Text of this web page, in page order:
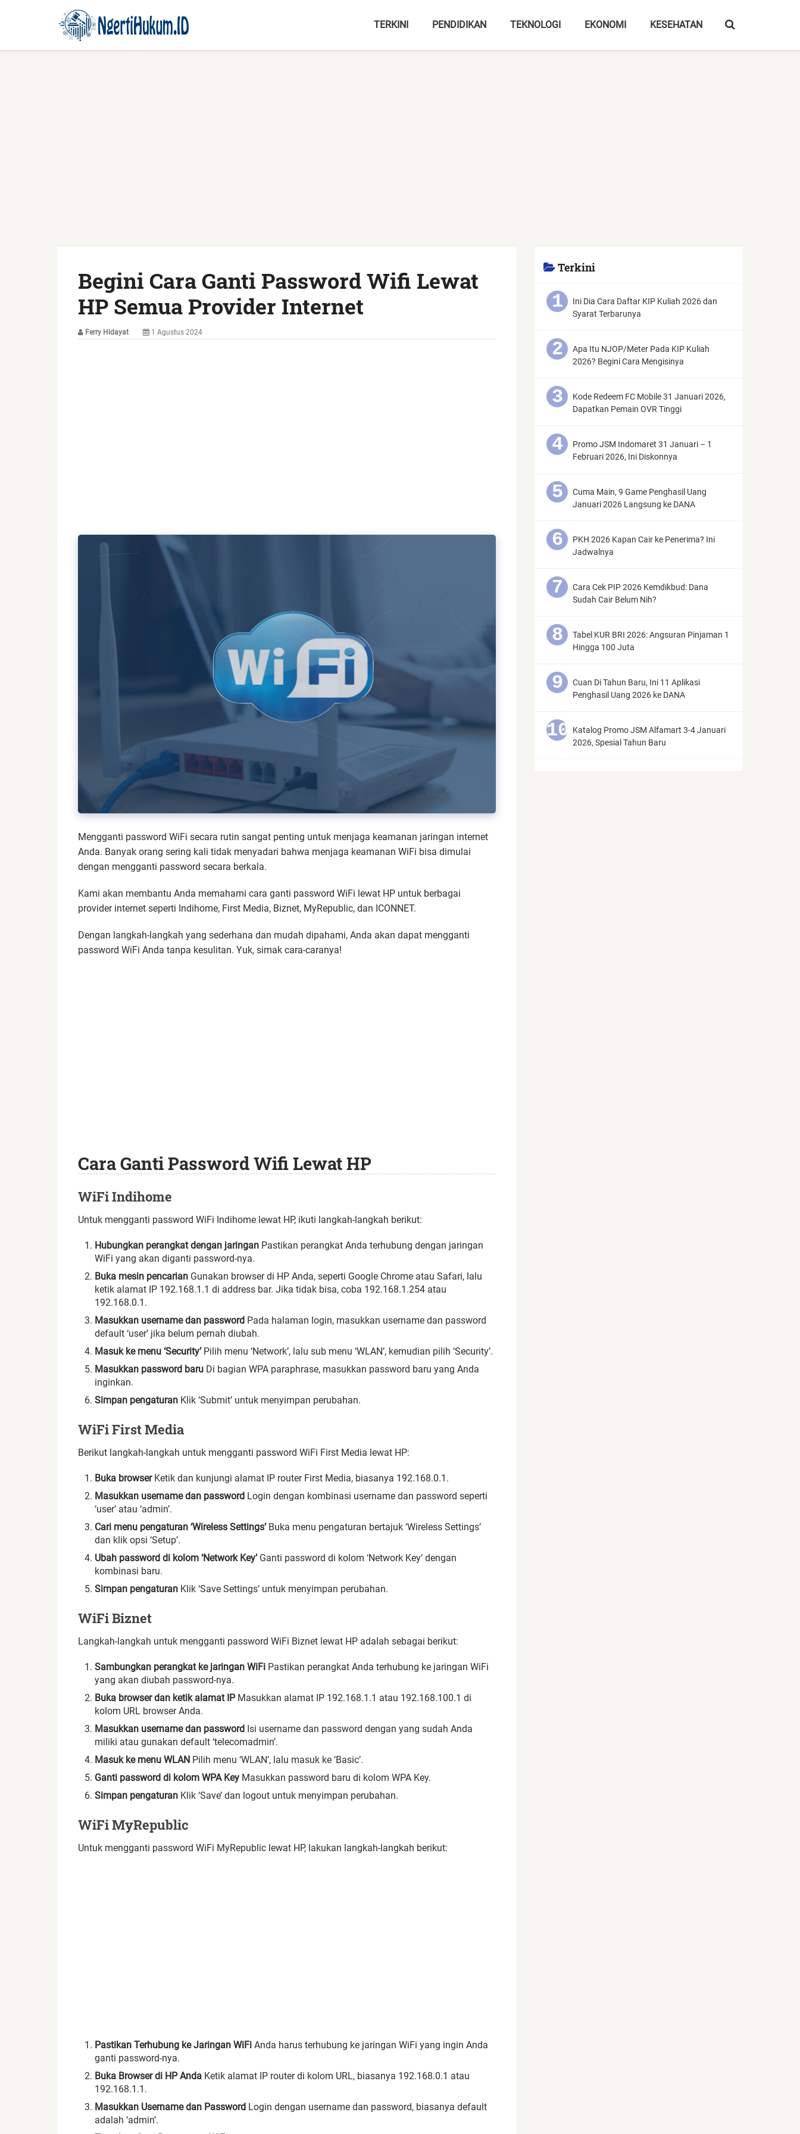
TERKINI PENDIDIKAN TEKNOLOGI EKONOMI KESEHATAN
Begini Cara Ganti Password Wifi Lewat
HP Semua Provider Internet
Ferry Hidayat 1 Agustus 2024
Mengganti password WiFi secara rutin sangat penting untuk menjaga keamanan jaringan internet
Anda. Banyak orang sering kali tidak menyadari bahwa menjaga keamanan WiFi bisa dimulai
dengan mengganti password secara berkala.
Kami akan membantu Anda memahami cara ganti password WiFi lewat HP untuk berbagai
provider internet seperti Indihome, First Media, Biznet, MyRepublic, dan ICONNET.
Dengan langkah-langkah yang sederhana dan mudah dipahami, Anda akan dapat mengganti
password WiFi Anda tanpa kesulitan. Yuk, simak cara-caranya!
Cara Ganti Password Wifi Lewat HP
WiFi Indihome
Untuk mengganti password WiFi Indihome lewat HP, ikuti langkah-langkah berikut:
Hubungkan perangkat dengan jaringanPastikan perangkat Anda terhubung dengan jaringan
WiFi yang akan diganti password-nya.
Buka mesin pencarianGunakan browser di HP Anda, seperti Google Chrome atau Safari, lalu
ketik alamat IP 192.168.1.1 di address bar. Jika tidak bisa, coba 192.168.1.254 atau
192.168.0.1.
Masukkan username dan passwordPada halaman login, masukkan username dan password
default ‘user’ jika belum pernah diubah.
Masuk ke menu ‘Security’Pilih menu ‘Network’, lalu sub menu ‘WLAN’, kemudian pilih ‘Security’.
Masukkan password baruDi bagian WPA paraphrase, masukkan password baru yang Anda
inginkan.
Simpan pengaturanKlik ‘Submit’ untuk menyimpan perubahan.
WiFi First Media
Berikut langkah-langkah untuk mengganti password WiFi First Media lewat HP:
Buka browserKetik dan kunjungi alamat IP router First Media, biasanya 192.168.0.1.
Masukkan username dan passwordLogin dengan kombinasi username dan password seperti
‘user’ atau ‘admin’.
Cari menu pengaturan ‘Wireless Settings’Buka menu pengaturan bertajuk ‘Wireless Settings’
dan klik opsi ‘Setup’.
Ubah password di kolom ‘Network Key’Ganti password di kolom ‘Network Key’ dengan
kombinasi baru.
Simpan pengaturanKlik ‘Save Settings’ untuk menyimpan perubahan.
WiFi Biznet
Langkah-langkah untuk mengganti password WiFi Biznet lewat HP adalah sebagai berikut:
Sambungkan perangkat ke jaringan WiFiPastikan perangkat Anda terhubung ke jaringan WiFi
yang akan diubah password-nya.
Buka browser dan ketik alamat IPMasukkan alamat IP 192.168.1.1 atau 192.168.100.1 di
kolom URL browser Anda.
Masukkan username dan passwordIsi username dan password dengan yang sudah Anda
miliki atau gunakan default ‘telecomadmin’.
Masuk ke menu WLANPilih menu ‘WLAN’, lalu masuk ke ‘Basic’.
Ganti password di kolom WPA KeyMasukkan password baru di kolom WPA Key.
Simpan pengaturanKlik ‘Save’ dan logout untuk menyimpan perubahan.
WiFi MyRepublic
Untuk mengganti password WiFi MyRepublic lewat HP, lakukan langkah-langkah berikut:
Pastikan Terhubung ke Jaringan WiFiAnda harus terhubung ke jaringan WiFi yang ingin Anda
ganti password-nya.
Buka Browser di HP AndaKetik alamat IP router di kolom URL, biasanya 192.168.0.1 atau
192.168.1.1.
Masukkan Username dan PasswordLogin dengan username dan password, biasanya default
adalah ‘admin’.
Terkini
Ini Dia Cara Daftar KIP Kuliah 2026 dan
Syarat Terbarunya
Apa Itu NJOP/Meter Pada KIP Kuliah
2026? Begini Cara Mengisinya
Kode Redeem FC Mobile 31 Januari 2026,
Dapatkan Pemain OVR Tinggi
Promo JSM Indomaret 31 Januari – 1
Februari 2026, Ini Diskonnya
Cuma Main, 9 Game Penghasil Uang
Januari 2026 Langsung ke DANA
PKH 2026 Kapan Cair ke Penerima? Ini
Jadwalnya
Cara Cek PIP 2026 Kemdikbud: Dana
Sudah Cair Belum Nih?
Tabel KUR BRI 2026: Angsuran Pinjaman 1
Hingga 100 Juta
Cuan Di Tahun Baru, Ini 11 Aplikasi
Penghasil Uang 2026 ke DANA
Katalog Promo JSM Alfamart 3-4 Januari
2026, Spesial Tahun Baru